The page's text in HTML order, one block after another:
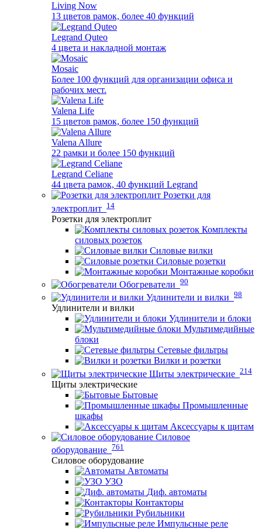
Living Now
13 цветов рамок, более 40 функций
Legrand Quteo
4 цвета и накладной монтаж
Mosaic
Более 100 функций для организации офиса и
рабочих мест.
Valena Life
15 цветов рамок, более 150 функций
Valena Allure
22 рамки и более 150 функций
Legrand Celiane
44 цвета рамок, 40 функций Legrand
Розетки для
электроплит 14
Розетки для электроплит
Комплекты
силовых розеток
Силовые вилки
Силовые розетки
Монтажные коробки
Обогреватели 90
Удлинители и вилки 98
Удлинители и вилки
Удлинители и блоки
Мультимедийные
блоки
Сетевые фильтры
Вилки и розетки
Щиты электрические 214
Щиты электрические
Бытовые
Промышленные
шкафы
Аксессуары к щитам
Силовое
оборудование 761
Силовое оборудование
Автоматы
УЗО
Диф. автоматы
Контакторы
Рубильники
Импульсные реле